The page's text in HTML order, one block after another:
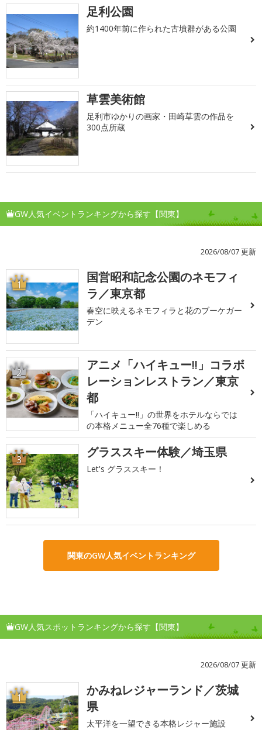
足利公園
約1400年前に作られた古墳群がある公園
草雲美術館
足利市ゆかりの画家・田崎草雲の作品を
300点所蔵
GW人気イベントランキングから探す【関東】
2026/08/07 更新
1
国営昭和記念公園のネモフィ
ラ／東京都
春空に映えるネモフィラと花のブーケガー
デン
2
アニメ「ハイキュー!!」コラボ
レーションレストラン／東京
都
「ハイキュー!!」の世界をホテルならでは
の本格メニュー全76種で楽しめる
3 グラススキー体験／埼玉県
Let's グラススキー！
関東のGW人気イベントランキング
GW人気スポットランキングから探す【関東】
2026/08/07 更新
1
かみねレジャーランド／茨城
県
太平洋を一望できる本格レジャー施設